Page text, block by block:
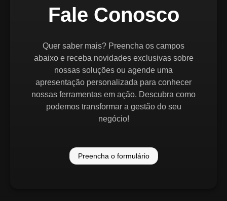
Fale Conosco
Quer saber mais? Preencha os campos
abaixo e receba novidades exclusivas sobre
nossas soluções ou agende uma
apresentação personalizada para conhecer
nossas ferramentas em ação. Descubra como
podemos transformar a gestão do seu
negócio!
Preencha o formulário